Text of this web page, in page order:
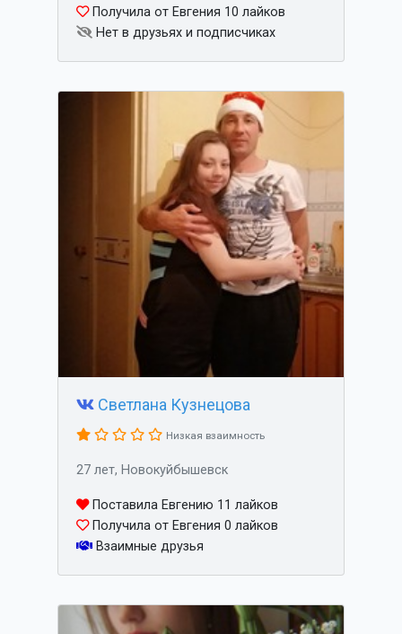
Получила от Евгения 10 лайков
Нет в друзьях и подписчиках
Светлана Кузнецова
Низкая взаимность
27 лет, Новокуйбышевск
Поставила Евгению 11 лайков
Получила от Евгения 0 лайков
Взаимные друзья